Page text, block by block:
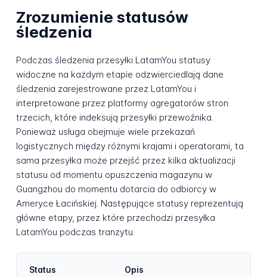
Zrozumienie statusów
śledzenia
Podczas śledzenia przesyłki LatamYou statusy
widoczne na każdym etapie odzwierciedlają dane
śledzenia zarejestrowane przez LatamYou i
interpretowane przez platformy agregatorów stron
trzecich, które indeksują przesyłki przewoźnika.
Ponieważ usługa obejmuje wiele przekazań
logistycznych między różnymi krajami i operatorami, ta
sama przesyłka może przejść przez kilka aktualizacji
statusu od momentu opuszczenia magazynu w
Guangzhou do momentu dotarcia do odbiorcy w
Ameryce Łacińskiej. Następujące statusy reprezentują
główne etapy, przez które przechodzi przesyłka
LatamYou podczas tranzytu.
Status Opis